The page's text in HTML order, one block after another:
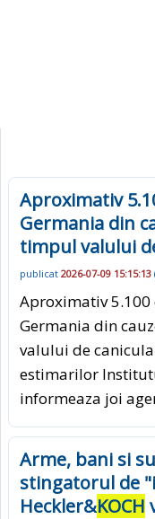
Aproximativ
Germania din
timpul valului
publicat 2026-07-09 15:15:13
Aproximativ 5.100
Germania din
valului de
estimarilor
informeaza joi
Arme, bani si
stingatorul de
Heckler&KOCH